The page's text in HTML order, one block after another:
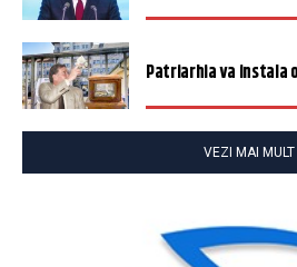
Patriarhia va instala
VEZI MAI MULT